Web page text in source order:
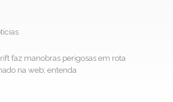
faz manobras perigosas em rota
na web; entenda